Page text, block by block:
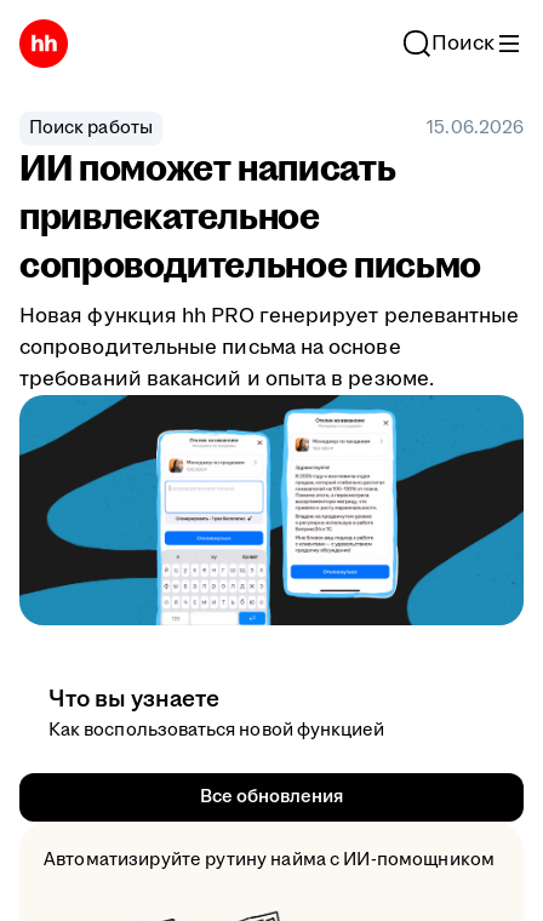
Поиск
Поиск работы 15.06.2026
ИИ поможет написать
привлекательное
сопроводительное письмо
Новая функция hh PRO генерирует релевантные
сопроводительные письма на основе
требований вакансий и опыта в резюме.
Что вы узнаете
Как воспользоваться новой функцией
Все обновления
Автоматизируйте рутину найма с ИИ-помощником